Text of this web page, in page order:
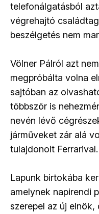
telefonálgatásból
végrehajtó
beszélgetés nem
Völner Pálról azt
megpróbálta volna
sajtóban az
többször is
nevén lévő
járműveket zár alá
tulajdonolt Ferrarival.
Lapunk birtokába
amelynek napirendi
szerepel az új elnök,